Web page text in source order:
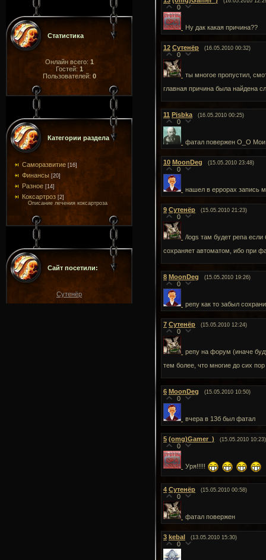
Статистика
Онлайн всего: 1
Гостей: 1
Пользователей: 0
Категории раздела
Саморазвитие [16]
Финансы [20]
Разное [14]
Коксартроз [2]
Описание лечения коксартроза
Сайт посетили:
Сутенёр
0
Ну дак какая причина??
12 Сутенёр (16.05.2010 00:32)
0
ты многое пропустил,
главная причина была найдена
11 Pisbka (16.05.2010 00:25)
0
фатал повержен О_О Мои
10 MoonDeg (15.05.2010 23:48)
0
нашел в еррорах запись
9 Сутенёр (15.05.2010 21:23)
0
/logs там будет репа
сохраняет автоматом, ибо при
8 MoonDeg (15.05.2010 19:26)
0
репу как то забыл
7 Сутенёр (15.05.2010 12:24)
0
репу на форум (иначе
тем более, что многие до сих
6 MoonDeg (15.05.2010 10:50)
0
вчера в 13б был фатал
5 (omg)Gamer_) (15.05.2010 10:23)
0
Уря!!!!!
4 Сутенёр (15.05.2010 00:58)
0
фатал повержен
3 kebal (13.05.2010 15:30)
0